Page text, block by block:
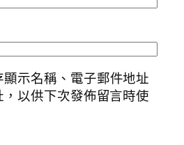
顯示名稱、電子郵件地址
以供下次發佈留言時使